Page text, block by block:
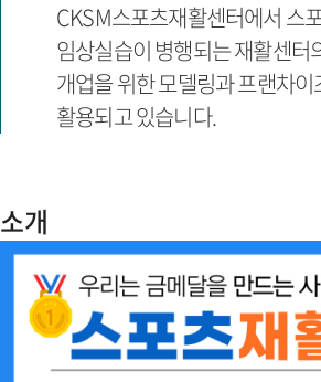
CKSM스포츠재활센터에서 스
임상실습이 병행되는 재활센터
개업을 위한 모델링과 프랜차
활용되고 있습니다.
소개